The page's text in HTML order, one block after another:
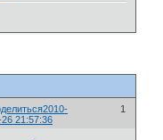
1
2010-
26 21:57:36